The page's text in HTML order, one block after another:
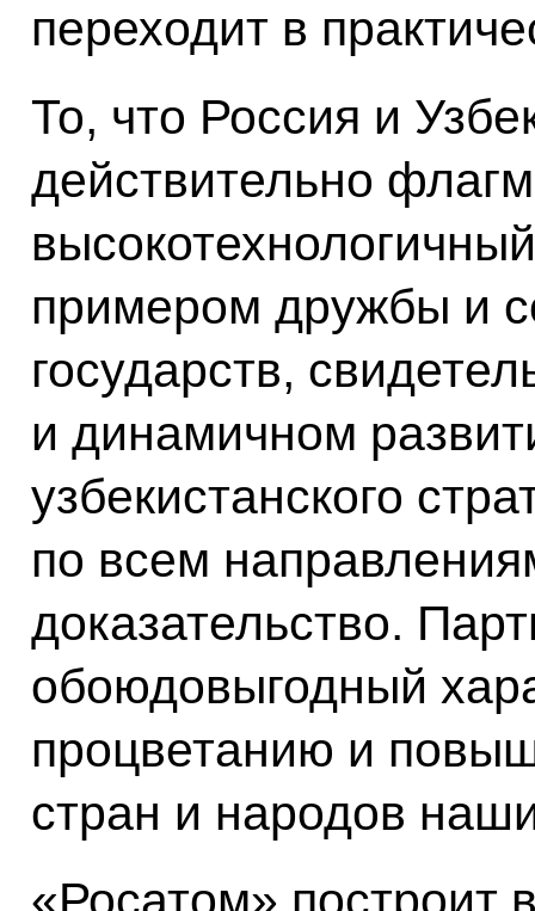
переходит в
То, что Россия и
действительно
примером дружбы и
государств,
и динамичном
узбекистанского
по всем
доказательство.
обоюдовыгодный
процветанию и
стран и народов